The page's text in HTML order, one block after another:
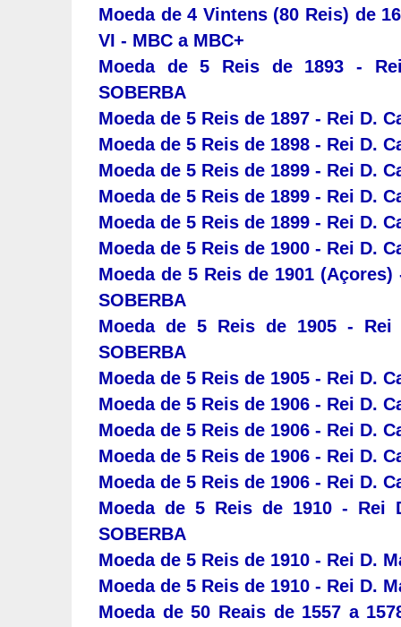
Moeda de 4 Vintens (80 Reis) de
VI - MBC a MBC+
Moeda de 5 Reis de 1893 -
SOBERBA
Moeda de 5 Reis de 1897 - Rei D.
Moeda de 5 Reis de 1898 - Rei D.
Moeda de 5 Reis de 1899 - Rei D.
Moeda de 5 Reis de 1899 - Rei D.
Moeda de 5 Reis de 1899 - Rei D.
Moeda de 5 Reis de 1900 - Rei D.
Moeda de 5 Reis de 1901
SOBERBA
Moeda de 5 Reis de 1905 -
SOBERBA
Moeda de 5 Reis de 1905 - Rei D.
Moeda de 5 Reis de 1906 - Rei D.
Moeda de 5 Reis de 1906 - Rei D.
Moeda de 5 Reis de 1906 - Rei D.
Moeda de 5 Reis de 1906 - Rei D.
Moeda de 5 Reis de 1910 - Rei
SOBERBA
Moeda de 5 Reis de 1910 - Rei D.
Moeda de 5 Reis de 1910 - Rei D.
Moeda de 50 Reais de 1557 a